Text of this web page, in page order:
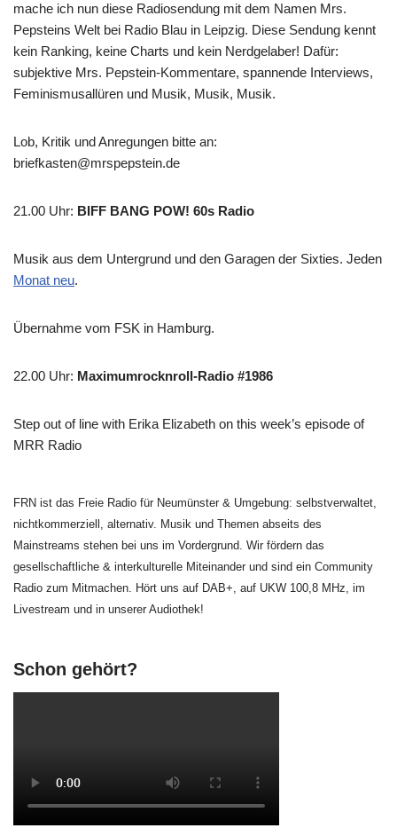
mache ich nun diese Radiosendung mit dem Namen Mrs.
Pepsteins Welt bei Radio Blau in Leipzig. Diese Sendung kennt
kein Ranking, keine Charts und kein Nerdgelaber! Dafür:
subjektive Mrs. Pepstein-Kommentare, spannende Interviews,
Feminismusallüren und Musik, Musik, Musik.
Lob, Kritik und Anregungen bitte an:
briefkasten@mrspepstein.de
21.00 Uhr: BIFF BANG POW! 60s Radio
Musik aus dem Untergrund und den Garagen der Sixties. Jeden
Monat neu.
Übernahme vom FSK in Hamburg.
22.00 Uhr: Maximumrocknroll-Radio #1986
Step out of line with Erika Elizabeth on this week’s episode of
MRR Radio
FRN ist das Freie Radio für Neumünster & Umgebung: selbstverwaltet,
nichtkommerziell, alternativ. Musik und Themen abseits des
Mainstreams stehen bei uns im Vordergrund. Wir fördern das
gesellschaftliche & interkulturelle Miteinander und sind ein Community
Radio zum Mitmachen. Hört uns auf DAB+, auf UKW 100,8 MHz, im
Livestream und in unserer Audiothek!
Schon gehört?